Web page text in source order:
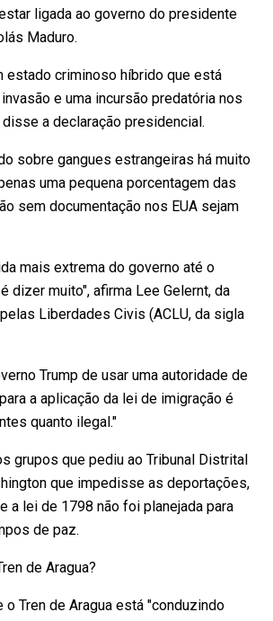
ligada ao governo do presidente
Maduro.
estado criminoso híbrido que está
e uma incursão predatória nos
a declaração presidencial.
sobre gangues estrangeiras há muito
uma pequena porcentagem das
sem documentação nos EUA sejam
mais extrema do governo até o
dizer muito", afirma Lee Gelernt, da
Liberdades Civis (ACLU, da sigla
Trump de usar uma autoridade de
a aplicação da lei de imigração é
quanto ilegal."
grupos que pediu ao Tribunal Distrital
que impedisse as deportações,
a lei de 1798 não foi planejada para
de paz.
de Aragua?
o Tren de Aragua está "conduzindo